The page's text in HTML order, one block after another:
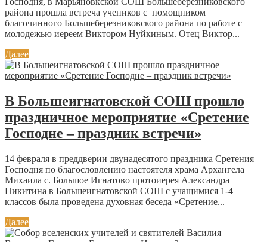
района прошла встреча учеников с помощником
благочинного Большеберезниковского района по работе с
молодежью иереем Виктором Нуйкиным. Отец Виктор...
Далее
В Большеигнатовской СОШ прошло
праздничное мероприятие «Сретение
Господне – праздник встречи»
14 февраля в преддверии двунадесятого праздника Сретения
Господня по благословлению настоятеля храма Архангела
Михаила с. Большое Игнатово протоиерея Александра
Никитина в Большеигнатовской СОШ с учащимися 1-4
классов была проведена духовная беседа «Сретение...
Далее